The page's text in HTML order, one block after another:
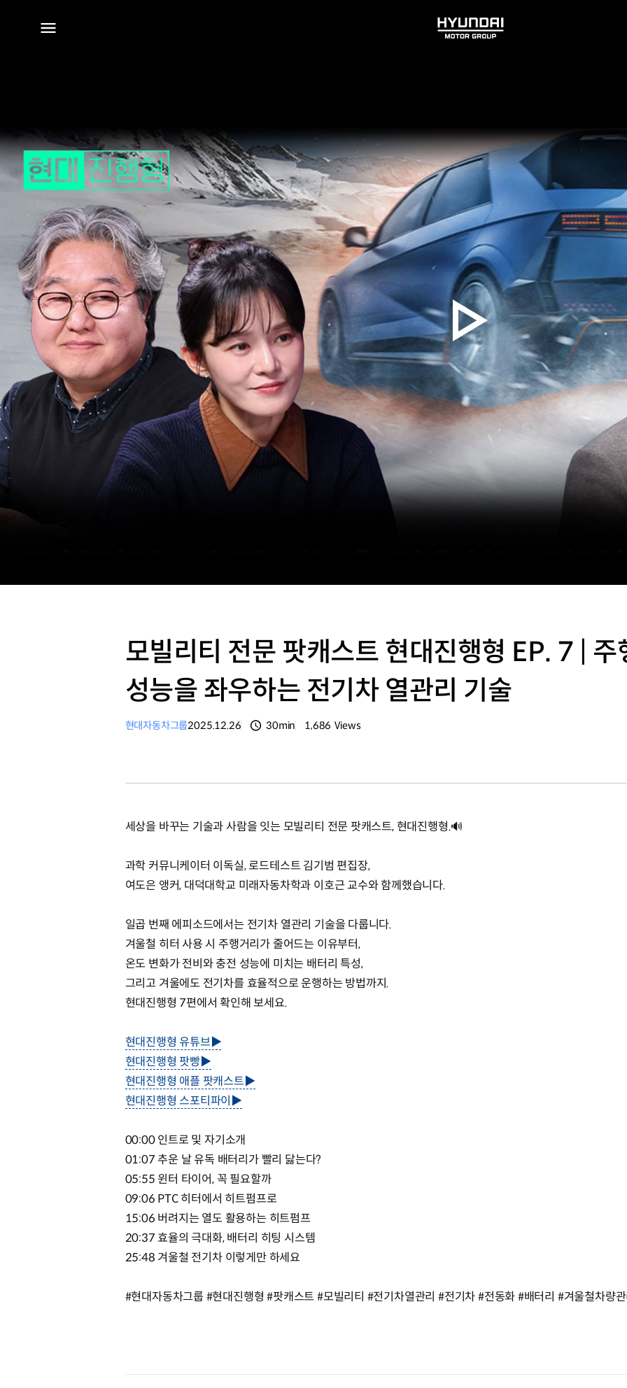
HYUNDAI
모빌리티 전문 팟캐스트 현대진행형 EP. 7 | 주
성능을 좌우하는 전기차 열관리 기술
현대자동차그룹2025.12.26 30min 1,686 Views
세상을 바꾸는 기술과 사람을 잇는 모빌리티 전문 팟캐스트, 현대진행형.🔊
과학 커뮤니케이터 이독실, 로드테스트 김기범 편집장,
여도은 앵커, 대덕대학교 미래자동차학과 이호근 교수와 함께했습니다.
일곱 번째 에피소드에서는 전기차 열관리 기술을 다룹니다.
겨울철 히터 사용 시 주행거리가 줄어드는 이유부터,
온도 변화가 전비와 충전 성능에 미치는 배터리 특성,
그리고 겨울에도 전기차를 효율적으로 운행하는 방법까지.
현대진행형 7편에서 확인해 보세요.
현대진행형 유튜브▶
현대진행형 팟빵▶
현대진행형 애플 팟캐스트▶
현대진행형 스포티파이▶
00:00 인트로 및 자기소개
01:07 추운 날 유독 배터리가 빨리 닳는다?
05:55 윈터 타이어, 꼭 필요할까
09:06 PTC 히터에서 히트펌프로
15:06 버려지는 열도 활용하는 히트펌프
20:37 효율의 극대화, 배터리 히팅 시스템
25:48 겨울철 전기차 이렇게만 하세요
#현대자동차그룹 #현대진행형 #팟캐스트 #모빌리티 #전기차열관리 #전기차 #전동화 #배터리 #겨울철차량